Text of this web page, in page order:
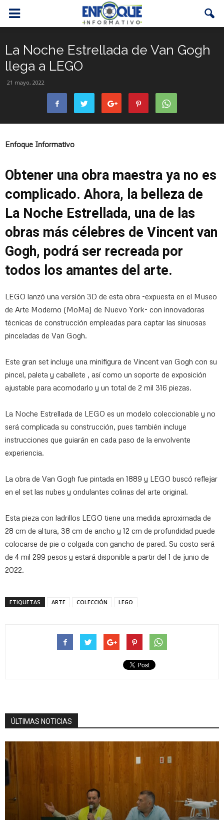
La Noche Estrellada de Van Gogh
llega a LEGO
21 mayo, 2022
Enfoque Informativo
Obtener una obra maestra ya no es
complicado. Ahora, la belleza de
La Noche Estrellada, una de las
obras más célebres de Vincent van
Gogh, podrá ser recreada por
todos los amantes del arte.
LEGO lanzó una versión 3D de esta obra -expuesta en el Museo
de Arte Moderno (MoMa) de Nuevo York- con innovadoras
técnicas de construcción empleadas para captar las sinuosas
pinceladas de Van Gogh.
Este gran set incluye una minifigura de Vincent van Gogh con su
pincel, paleta y caballete , así como un soporte de exposición
ajustable para acomodarlo y un total de 2 mil 316 piezas.
La Noche Estrellada de LEGO es un modelo coleccionable y no
será complicada su construcción, pues también incluye
instrucciones que guiarán en cada paso de la envolvente
experiencia.
La obra de Van Gogh fue pintada en 1889 y LEGO buscó reflejar
en el set las nubes y ondulantes colinas del arte original.
Esta pieza con ladrillos LEGO tiene una medida aproximada de
28 cm de altura, 38 cm de ancho y 12 cm de profundidad puede
colocarse de pie o colgada con gancho de pared. Su costo será
de 4 mil 299 pesos y estará disponible a partir del 1 de junio de
2022.
ETIQUETAS ARTE COLECCIÓN LEGO
ÚLTIMAS NOTICIAS